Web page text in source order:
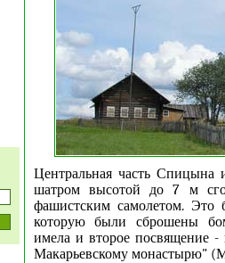
Центральная часть Спицына
шатром высотой до 7 м
фашистским самолетом. Это
которую были сброшены
имела и второе посвящение
Макарьевскому монастырю"